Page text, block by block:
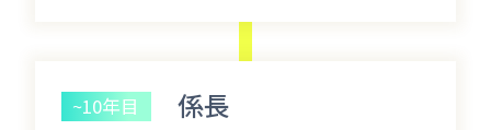
~10年目 係長